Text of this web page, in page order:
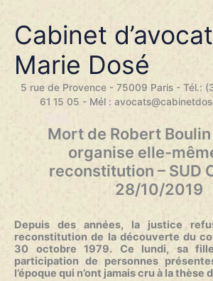
contenu
Cabinet
Marie Dosé
5 rue de Provence - 75009 Paris - Tél.:
61 15 05 - Mél :
Mort de Robert
organise elle-
reconstitution – SUD
28/10/2019
Depuis des années, la justice
reconstitution de la découverte du
30 octobre 1979. Ce lundi, sa
participation de personnes
l’époque qui n’ont jamais cru à la thèse